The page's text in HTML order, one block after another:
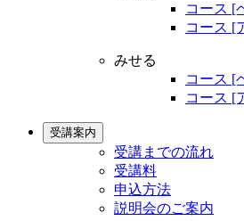
コース [
コース [
みせる
コース [
コース [
受講案内
受講までの流れ
受講料
申込方法
説明会のご案内